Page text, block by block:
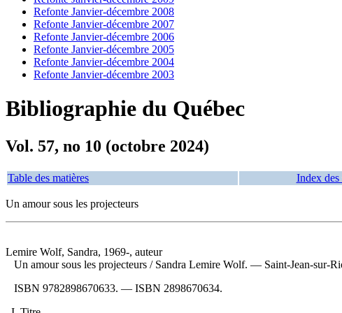
Refonte Janvier-décembre 2008
Refonte Janvier-décembre 2007
Refonte Janvier-décembre 2006
Refonte Janvier-décembre 2005
Refonte Janvier-décembre 2004
Refonte Janvier-décembre 2003
Bibliographie du Québec
Vol. 57, no 10 (octobre 2024)
Table des matières Index des
Un amour sous les projecteurs
Lemire Wolf, Sandra, 1969-, auteur
Un amour sous les projecteurs / Sandra Lemire Wolf. — Saint-Jean-sur-
ISBN 9782898670633. — ISBN 2898670634.